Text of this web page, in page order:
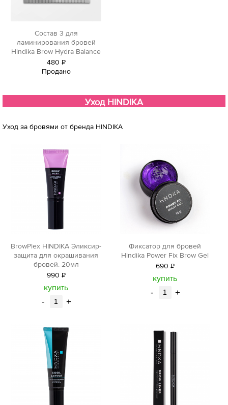
Состав 3 для
ламинирования бровей
Hindika Brow Hydra Balance
480 Р
уб.
Продано
Уход HINDIKA
Уход за бровями от бренда HINDIKA
BrowPlex HINDIKA Эликсир-
защита для окрашивания
бровей. 20мл
990 Р
уб.
купить
- +
Фиксатор для бровей
Hindika Power Fix Brow Gel
690 Р
уб.
купить
- +